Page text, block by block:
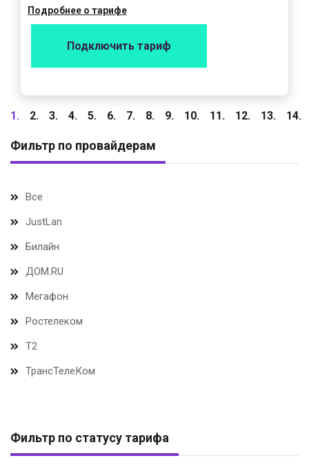
Фильтр по провайдерам
Все
JustLan
Билайн
ДОМ.RU
Мегафон
Ростелеком
Т2
ТрансТелеКом
Фильтр по статусу тарифа
Подробнее о тарифе
Подключить тариф
1. 2. 3. 4. 5. 6. 7. 8. 9. 10. 11. 12. 13. 14.